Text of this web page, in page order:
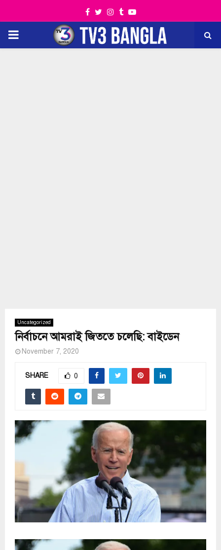
Facebook
TwitterInstagram
TumblrYoutube
PRIMARY
Uncategorized
নির্বাচনে আমরাই জিততে চলেছি: বাইডেন
November 7, 2020
SHARE 0